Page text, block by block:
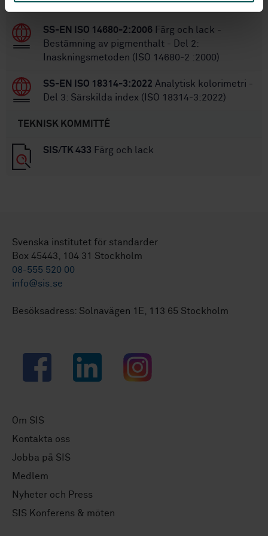
Centrifugeringsmetod (ISO 14680-1: 2000)
SS-EN ISO 14680-2:2006 Färg och lack -
Bestämning av pigmenthalt - Del 2:
Inaskningsmetoden (ISO 14680-2 :2000)
SS-EN ISO 18314-3:2022 Analytisk kolorimetri -
Del 3: Särskilda index (ISO 18314-3:2022)
TEKNISK KOMMITTÉ
SIS/TK 433 Färg och lack
Svenska institutet för standarder
Box 45443, 104 31 Stockholm
08-555 520 00
info@sis.se
Besöksadress: Solnavägen 1E, 113 65 Stockholm
Facebook LinkedIn Instagram
Om SIS
Kontakta oss
Jobba på SIS
Medlem
Nyheter och Press
SIS Konferens & möten